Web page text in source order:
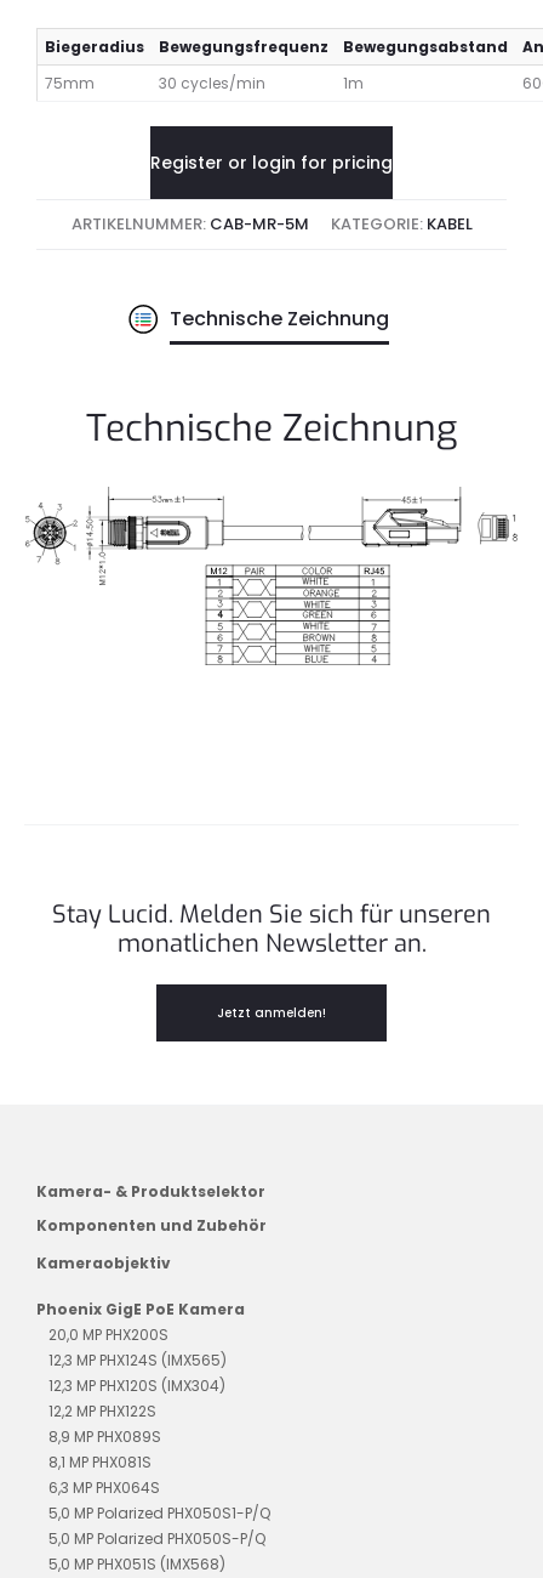
Biegeradius Bewegungsfrequenz Bewegungsabstand
75mm
30 cycles/min 1m
Register or login for pricing
ARTIKELNUMMER: CAB-MR-5M KATEGORIE: KABEL
Technische Zeichnung
Technische Zeichnung
Stay Lucid. Melden Sie sich für unseren
monatlichen Newsletter an.
Jetzt anmelden!
Kamera- & Produktselektor
Komponenten und Zubehör
Kameraobjektiv
Phoenix GigE PoE Kamera
20,0 MP PHX200S
12,3 MP PHX124S (IMX565)
12,3 MP PHX120S (IMX304)
12,2 MP PHX122S
8,9 MP PHX089S
8,1 MP PHX081S
6,3 MP PHX064S
5,0 MP Polarized PHX050S1-P/Q
5,0 MP Polarized PHX050S-P/Q
5,0 MP PHX051S (IMX568)